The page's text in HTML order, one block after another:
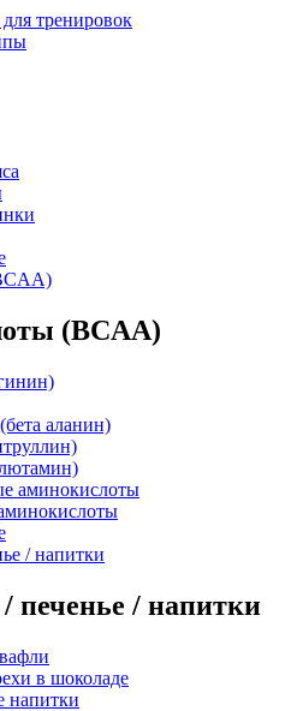
тренировок
(BCAA)
аланин)
аминокислоты
/ напитки
печенье / напитки
в шоколаде
напитки